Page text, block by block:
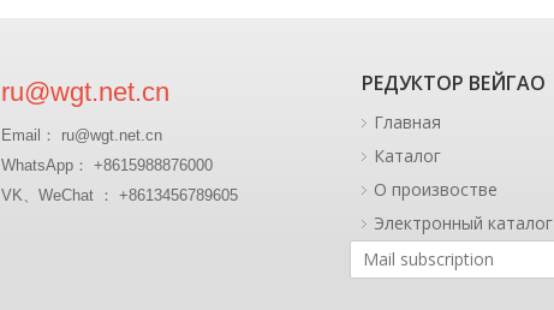
ru@wgt.net.cn
Email： ru@wgt.net.cn
WhatsApp： +8615988876000
VK、WeChat ： +8613456789605
РЕДУКТОР ВЕЙГАО
Главная
Каталог
О произвостве
Электронный каталог